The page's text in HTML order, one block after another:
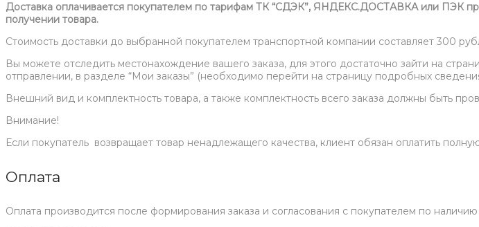
Доставка оплачивается покупателем по тарифам ТК “СДЭК”, ЯНДЕКС.ДОСТАВКА или ПЭК
получении товара.
Стоимость доставки до выбранной покупателем транспортной компании составляет 300
Вы можете отследить местонахождение вашего заказа, для этого достаточно зайти на
отправлении, в разделе “Мои заказы” (необходимо перейти на страницу подробных
Внешний вид и комплектность товара, а также комплектность всего заказа должны быть
Внимание!
Если покупатель возвращает товар ненадлежащего качества, клиент обязан оплатить
Оплата
Оплата производится после формирования заказа и согласования с покупателем по